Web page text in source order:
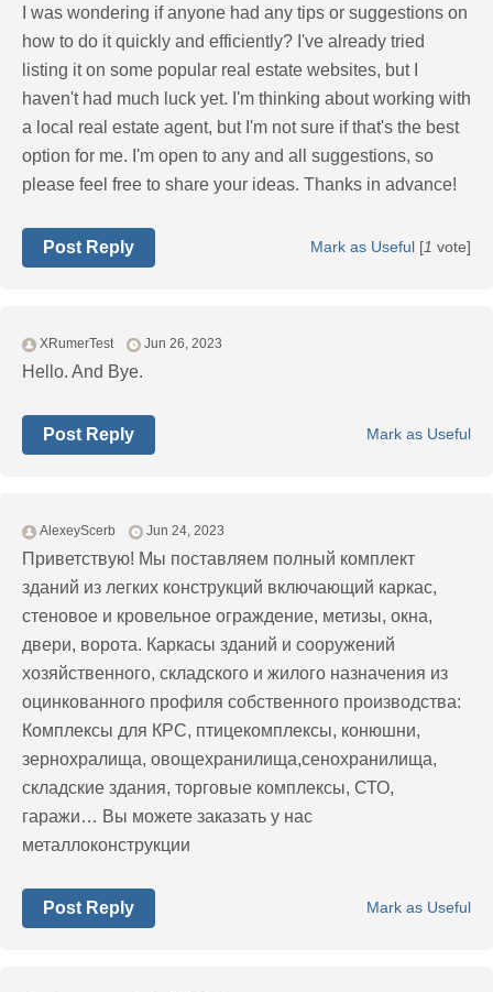
I was wondering if anyone had any tips or suggestions on
how to do it quickly and efficiently? I've already tried
listing it on some popular real estate websites, but I
haven't had much luck yet. I'm thinking about working with
a local real estate agent, but I'm not sure if that's the best
option for me. I'm open to any and all suggestions, so
please feel free to share your ideas. Thanks in advance!
Mark as Useful [1 vote]
Post Reply
XRumerTest Jun 26, 2023
Hello. And Bye.
Mark as Useful
Post Reply
AlexeyScerb Jun 24, 2023
Приветствую! Мы поставляем полный комплект
зданий из легких конструкций включающий каркас,
стеновое и кровельное ограждение, метизы, окна,
двери, ворота. Каркасы зданий и сооружений
хозяйственного, складского и жилого назначения из
оцинкованного профиля собственного производства:
Комплексы для КРС, птицекомплексы, конюшни,
зернохралища, овощехранилища,сенохранилища,
складские здания, торговые комплексы, СТО,
гаражи… Вы можете заказать у нас
металлоконструкции
Mark as Useful
Post Reply